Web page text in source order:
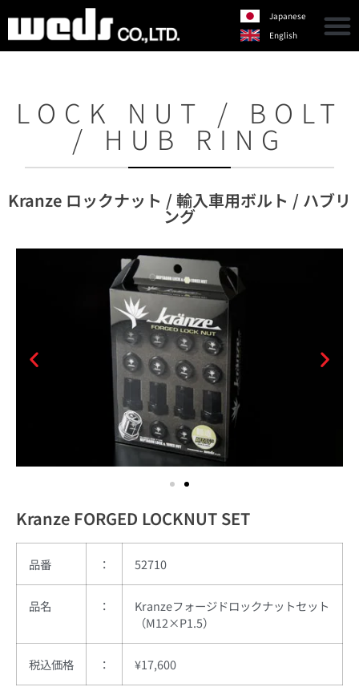
Japanese
English
LOCK NUT / BOLT
/ HUB RING
Kranze ロックナット / 輸入車用ボルト / ハブリ
ング
Kranze FORGED LOCKNUT SET
品番 ： 52710
品名 ：
Kranzeフォージドロックナットセット
（M12×P1.5）
税込価格 ： ¥17,600